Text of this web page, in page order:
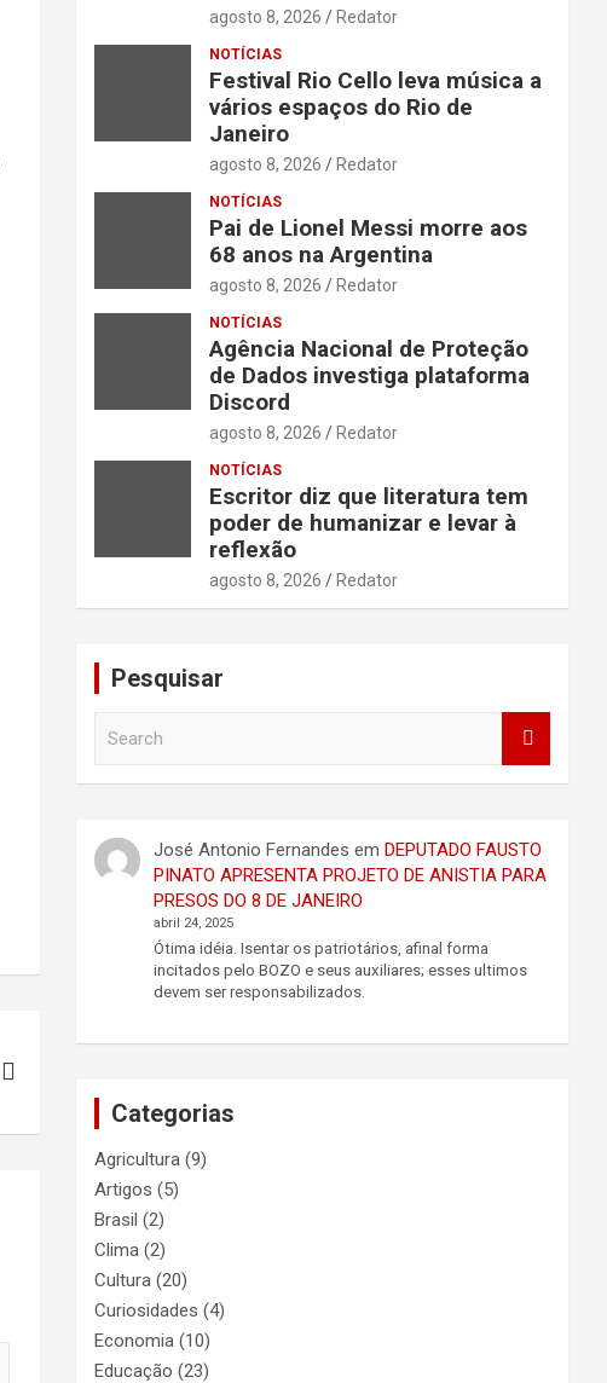
agosto 8, 2026 Redator
NOTÍCIAS
Festival Rio Cello leva música a
vários espaços do Rio de
Janeiro
agosto 8, 2026 Redator
NOTÍCIAS
Pai de Lionel Messi morre aos
68 anos na Argentina
agosto 8, 2026 Redator
NOTÍCIAS
Agência Nacional de Proteção
de Dados investiga plataforma
Discord
agosto 8, 2026 Redator
NOTÍCIAS
Escritor diz que literatura tem
poder de humanizar e levar à
reflexão
agosto 8, 2026 Redator
Pesquisar
h
José Antonio Fernandes emDEPUTADO FAUSTO
PINATO APRESENTA PROJETO DE ANISTIA PARA
PRESOS DO 8 DE JANEIRO
abril 24, 2025
Ótima idéia. Isentar os patriotários, afinal forma
incitados pelo BOZO e seus auxiliares; esses ultimos
devem ser responsabilizados.
Categorias
Agricultura (9)
Artigos (5)
Brasil (2)
Clima (2)
Cultura (20)
Curiosidades (4)
Economia (10)
Educação (23)